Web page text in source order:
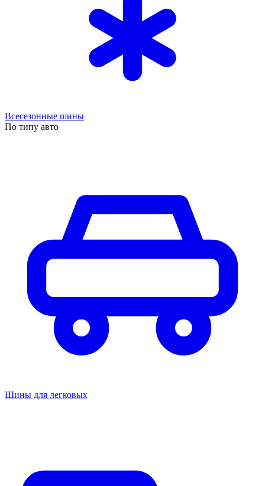
Всесезонные шины
По типу авто
Шины для легковых